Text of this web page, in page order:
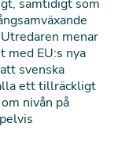
samtidigt som
menar
EU:s nya
svenska
ett tillräckligt
nivån på